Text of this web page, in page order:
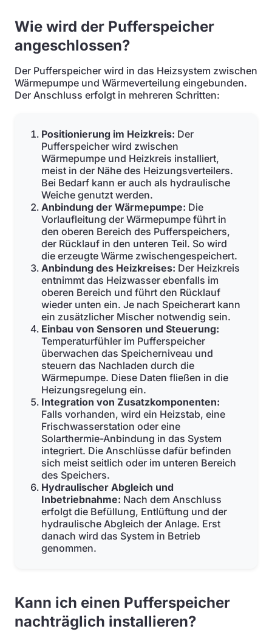
Wie wird der Pufferspeicher
angeschlossen?
Der Pufferspeicher wird in das Heizsystem zwischen
Wärmepumpe und Wärmeverteilung eingebunden.
Der Anschluss erfolgt in mehreren Schritten:
Positionierung im Heizkreis: Der
Pufferspeicher wird zwischen
Wärmepumpe und Heizkreis installiert,
meist in der Nähe des Heizungsverteilers.
Bei Bedarf kann er auch als hydraulische
Weiche genutzt werden.
Anbindung der Wärmepumpe: Die
Vorlaufleitung der Wärmepumpe führt in
den oberen Bereich des Pufferspeichers,
der Rücklauf in den unteren Teil. So wird
die erzeugte Wärme zwischengespeichert.
Anbindung des Heizkreises: Der Heizkreis
entnimmt das Heizwasser ebenfalls im
oberen Bereich und führt den Rücklauf
wieder unten ein. Je nach Speicherart kann
ein zusätzlicher Mischer notwendig sein.
Einbau von Sensoren und Steuerung:
Temperaturfühler im Pufferspeicher
überwachen das Speicherniveau und
steuern das Nachladen durch die
Wärmepumpe. Diese Daten fließen in die
Heizungsregelung ein.
Integration von Zusatzkomponenten:
Falls vorhanden, wird ein Heizstab, eine
Frischwasserstation oder eine
Solarthermie-Anbindung in das System
integriert. Die Anschlüsse dafür befinden
sich meist seitlich oder im unteren Bereich
des Speichers.
Hydraulischer Abgleich und
Inbetriebnahme: Nach dem Anschluss
erfolgt die Befüllung, Entlüftung und der
hydraulische Abgleich der Anlage. Erst
danach wird das System in Betrieb
genommen.
Kann ich einen Pufferspeicher
nachträglich installieren?